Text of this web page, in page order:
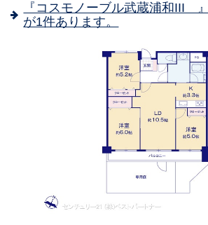
『コスモノーブル武蔵浦和III
が1件あります。